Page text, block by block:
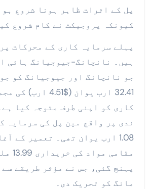
پل کے اثرات ظاہر ہونا شروع
کیونکہ پروجیکٹ نے کام شروع
پہلے سرمایہ کاری کے محرکات
ہیں۔ نانچانگ-جیوجیانگ ہائی
جو نانچانگ اور جیوجیانگ کو
32.41 ارب یوان
کاری کو اپنی طرف متوجہ کیا
ندی پر واقع مین پل کی سرمایہ
1.08 ارب یوان تھی۔ تعمیر کے
مقامی
پہنچ گئی، جس نے مؤثر طریقے
مانگ کو تحریک دی۔